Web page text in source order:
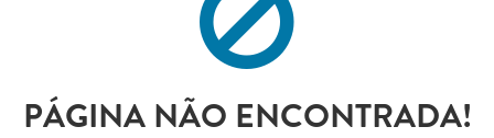
PÁGINA NÃO ENCONTRADA!